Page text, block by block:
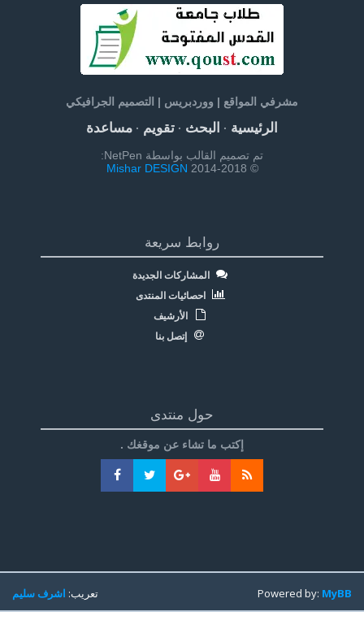
مشرفي المواقع | ووردبريس | التصميم الجرافيكي
الرئيسية· البحث· تقويم· مساعدة
تم تصميم القالب بواسطة NetPen:
© 2014-2018
Mishar DESIGN
روابط سريعة
المشاركات الجديدة
احصائيات المنتدى
الأرشيف
إتصل بنا
حول منتدى
إكتب ما تشاء عن موقغك .
تعريب:اشرف سليم Powered by:MyBB